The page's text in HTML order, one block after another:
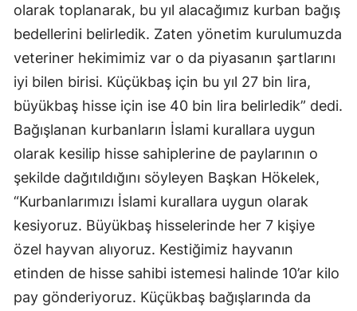
olarak toplanarak, bu yıl alacağımız kurban bağış
bedellerini belirledik. Zaten yönetim kurulumuzda
veteriner hekimimiz var o da piyasanın şartlarını
iyi bilen birisi. Küçükbaş için bu yıl 27 bin lira,
büyükbaş hisse için ise 40 bin lira belirledik” dedi.
Bağışlanan kurbanların İslami kurallara uygun
olarak kesilip hisse sahiplerine de paylarının o
şekilde dağıtıldığını söyleyen Başkan Hökelek,
“Kurbanlarımızı İslami kurallara uygun olarak
kesiyoruz. Büyükbaş hisselerinde her 7 kişiye
özel hayvan alıyoruz. Kestiğimiz hayvanın
etinden de hisse sahibi istemesi halinde 10’ar kilo
pay gönderiyoruz. Küçükbaş bağışlarında da